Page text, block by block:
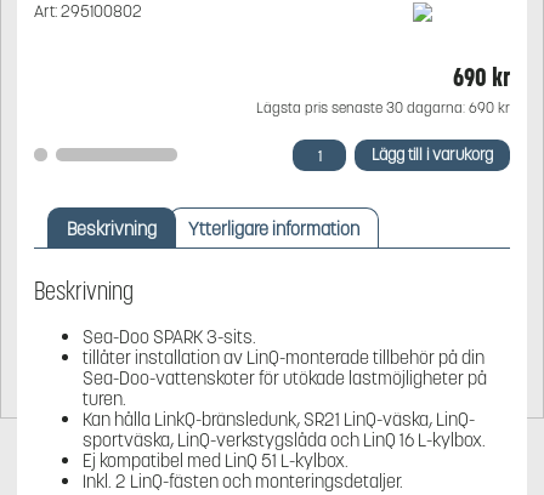
Art:295100802
690 kr
Lägsta pris senaste 30 dagarna: 690 kr
LinQ-
basinstallationssats
Lägg till i varukorg
Beskrivning Ytterligare information
Beskrivning
Sea-Doo SPARK 3-sits.
tillåter installation av LinQ-monterade tillbehör på din
Sea-Doo-vattenskoter för utökade lastmöjligheter på
turen.
Kan hålla LinkQ-bränsledunk, SR21 LinQ-väska, LinQ-
sportväska, LinQ-verkstygslåda och LinQ 16 L-kylbox.
Ej kompatibel med LinQ 51 L-kylbox.
Inkl. 2 LinQ-fästen och monteringsdetaljer.